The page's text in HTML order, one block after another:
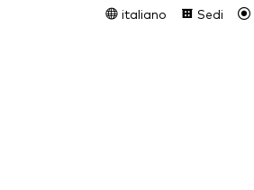
italiano Sedi